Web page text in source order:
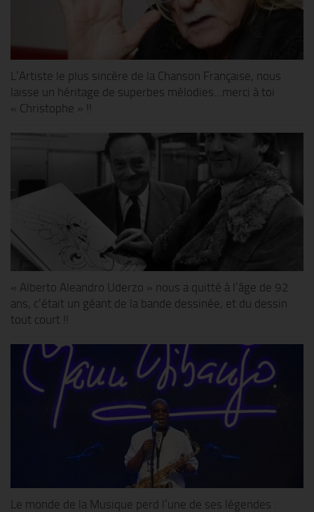
L’Artiste le plus sincère de la Chanson Française, nous
laisse un héritage de superbes mélodies…merci à toi
« Christophe » !!
« Alberto Aleandro Uderzo » nous a quitté à l’âge de 92
ans, c’était un géant de la bande dessinée, et du dessin
tout court !!
Le monde de la Musique perd l’une de ses légendes :